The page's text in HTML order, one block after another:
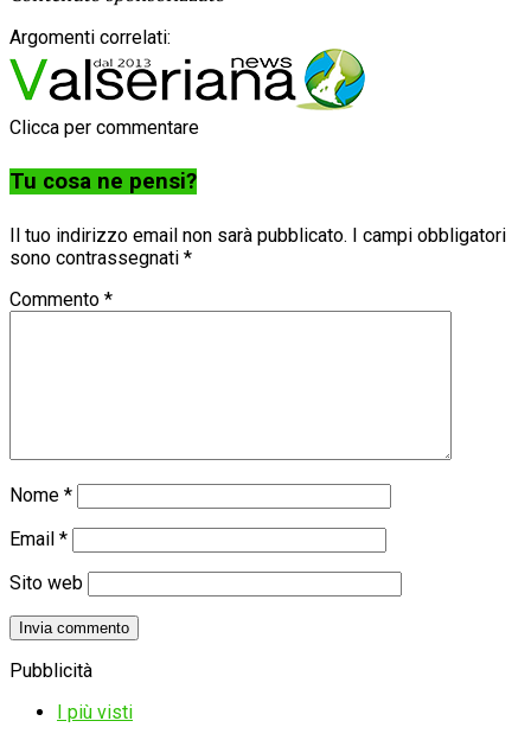
Argomenti correlati:
Clicca per commentare
Tu cosa ne pensi?
Il tuo indirizzo email non sarà pubblicato. I campi obbligatori
sono contrassegnati *
Commento *
Nome *
Email *
Sito web
Pubblicità
I più visti